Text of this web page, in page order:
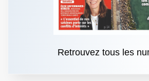
Retrouvez tous les